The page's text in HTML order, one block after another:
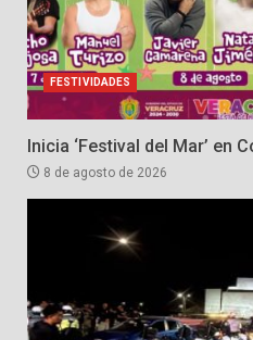
FESTIVIDADES
Inicia ‘Festival del Mar’ en
8 de agosto de 2026